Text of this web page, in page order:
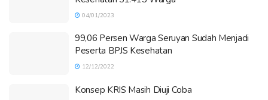
04/01/2023
99,06 Persen Warga Seruyan Sudah Menjadi
Peserta BPJS Kesehatan
12/12/2022
Konsep KRIS Masih Diuji Coba